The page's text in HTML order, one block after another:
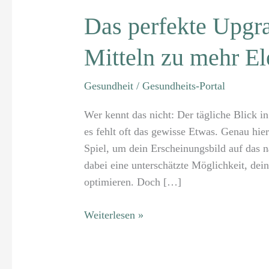
Das perfekte
Mitteln zu mehr
Gesundheit /Gesundheits-Portal
Wer kennt das nicht: Der tägliche Blick
es fehlt oft das gewisse Etwas. Genau
Spiel, um dein Erscheinungsbild auf das
dabei eine unterschätzte Möglichkeit,
optimieren. Doch […]
Weiterlesen »